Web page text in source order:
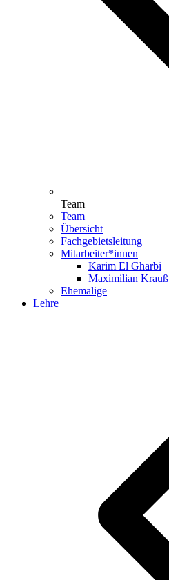
Team
Team
Übersicht
Fachgebietsleitung
Mitarbeiter*innen
Karim El Gharbi
Maximilian Krauß
Ehemalige
Lehre